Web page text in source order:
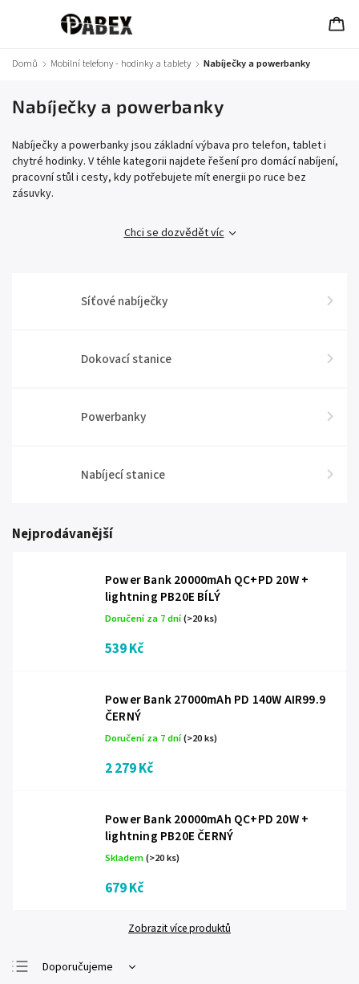
Domů / Mobilní telefony - hodinky a tablety / Nabíječky a powerbanky
Nabíječky a powerbanky
Nabíječky a powerbanky jsou základní výbava pro telefon, tablet i
chytré hodinky. V téhle kategorii najdete řešení pro domácí nabíjení,
pracovní stůl i cesty, kdy potřebujete mít energii po ruce bez
zásuvky.
Chci se dozvědět víc
Síťové nabíječky
Dokovací stanice
Powerbanky
Nabíjecí stanice
Nejprodávanější
Power Bank 20000mAh QC+PD 20W +
lightning PB20E BÍLÝ
Doručení za 7 dní(>20 ks)
539 Kč
Power Bank 27000mAh PD 140W AIR99.9
ČERNÝ
Doručení za 7 dní(>20 ks)
2 279 Kč
Power Bank 20000mAh QC+PD 20W +
lightning PB20E ČERNÝ
Skladem(>20 ks)
679 Kč
Zobrazit více produktů
Doporučujeme